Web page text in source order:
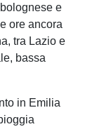
e
ore ancora
tra Lazio e
bassa
in Emilia